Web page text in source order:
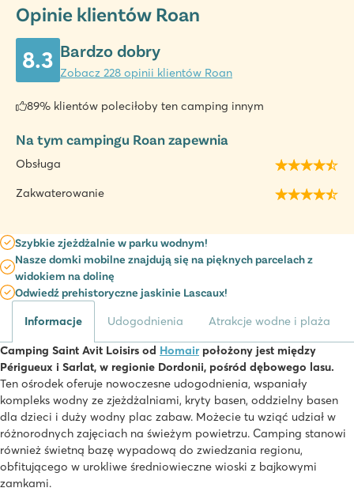
Opinie klientów Roan
8.3 Bardzo dobry
Zobacz 228 opinii klientów Roan
89% klientów poleciłoby ten camping innym
Na tym campingu Roan zapewnia
Obsługa
Zakwaterowanie
Szybkie zjeżdżalnie w parku wodnym!
Nasze domki mobilne znajdują się na pięknych parcelach z
widokiem na dolinę
Odwiedź prehistoryczne jaskinie Lascaux!
Informacje Udogodnienia Atrakcje wodne i plaża
Camping Saint Avit Loisirs od Homair położony jest między
Périgueux i Sarlat, w regionie Dordonii, pośród dębowego lasu.
Ten ośrodek oferuje nowoczesne udogodnienia, wspaniały
kompleks wodny ze zjeżdżalniami, kryty basen, oddzielny basen
dla dzieci i duży wodny plac zabaw. Możecie tu wziąć udział w
różnorodnych zajęciach na świeżym powietrzu. Camping stanowi
również świetną bazę wypadową do zwiedzania regionu,
obfitującego w urokliwe średniowieczne wioski z bajkowymi
zamkami.